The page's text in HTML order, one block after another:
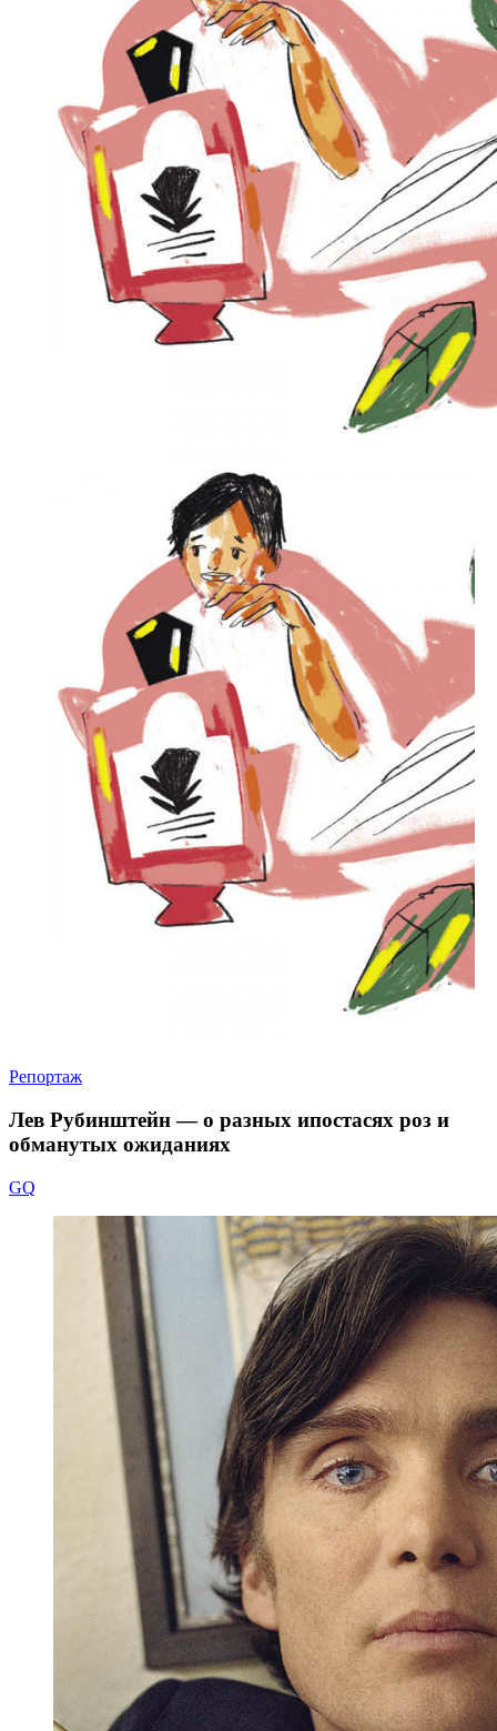
Репортаж
Лев Рубинштейн — о разных ипостасях роз и
обманутых ожиданиях
GQ